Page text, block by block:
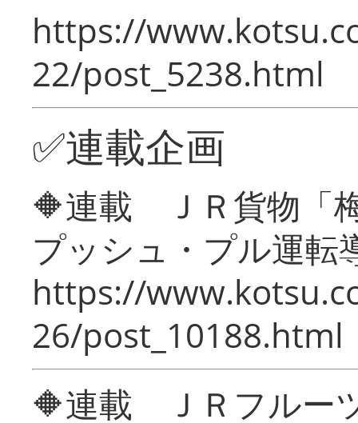
https://
22/post_5238.html
✅連載企画
🔶連載 ＪＲ貨物「
プッシュ・プル運転
https://
26/post_10188.html
🔶連載 ＪＲフルー